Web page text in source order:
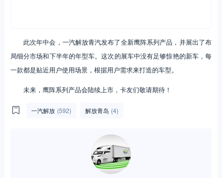
此次年中会，一汽解放青汽发布了全新鹰阵系列产品，并展出了布
局细分市场和下半年的年型车。这次的展车中没有足够惊艳的新车，每
一款都是贴近用户使用场景，根据用户需求来打造的车型。
未来，鹰阵系列产品会陆续上市，卡友们敬请期待！
一汽解放 (592) 解放青岛 (4)